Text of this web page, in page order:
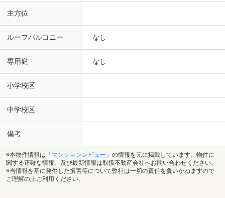
主方位
ルーフバルコニー なし
専用庭 なし
小学校区
中学校区
備考
※本物件情報は「 マンションレビュー 」の情報を元に掲載しています。物件に
関する正確な情報、及び最新情報は取扱不動産会社へお問い合わせください。
※当情報を基に発生した損害等について弊社は一切の責任を負いかねますので
ご理解の上ご利用ください。